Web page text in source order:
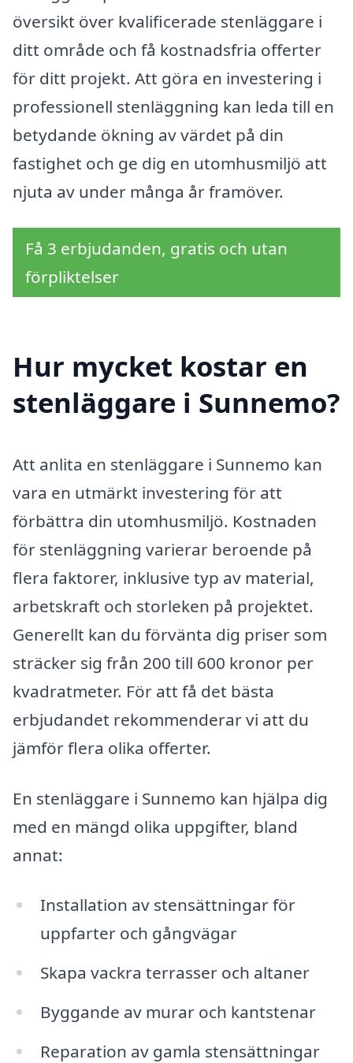
översikt över kvalificerade stenläggare i
ditt område och få kostnadsfria offerter
för ditt projekt. Att göra en investering i
professionell stenläggning kan leda till en
betydande ökning av värdet på din
fastighet och ge dig en utomhusmiljö att
njuta av under många år framöver.
Få 3 erbjudanden, gratis och utan
förpliktelser
Hur mycket kostar en
stenläggare i Sunnemo?
Att anlita en stenläggare i Sunnemo kan
vara en utmärkt investering för att
förbättra din utomhusmiljö. Kostnaden
för stenläggning varierar beroende på
flera faktorer, inklusive typ av material,
arbetskraft och storleken på projektet.
Generellt kan du förvänta dig priser som
sträcker sig från 200 till 600 kronor per
kvadratmeter. För att få det bästa
erbjudandet rekommenderar vi att du
jämför flera olika offerter.
En stenläggare i Sunnemo kan hjälpa dig
med en mängd olika uppgifter, bland
annat:
Installation av stensättningar för
uppfarter och gångvägar
Skapa vackra terrasser och altaner
Byggande av murar och kantstenar
Reparation av gamla stensättningar